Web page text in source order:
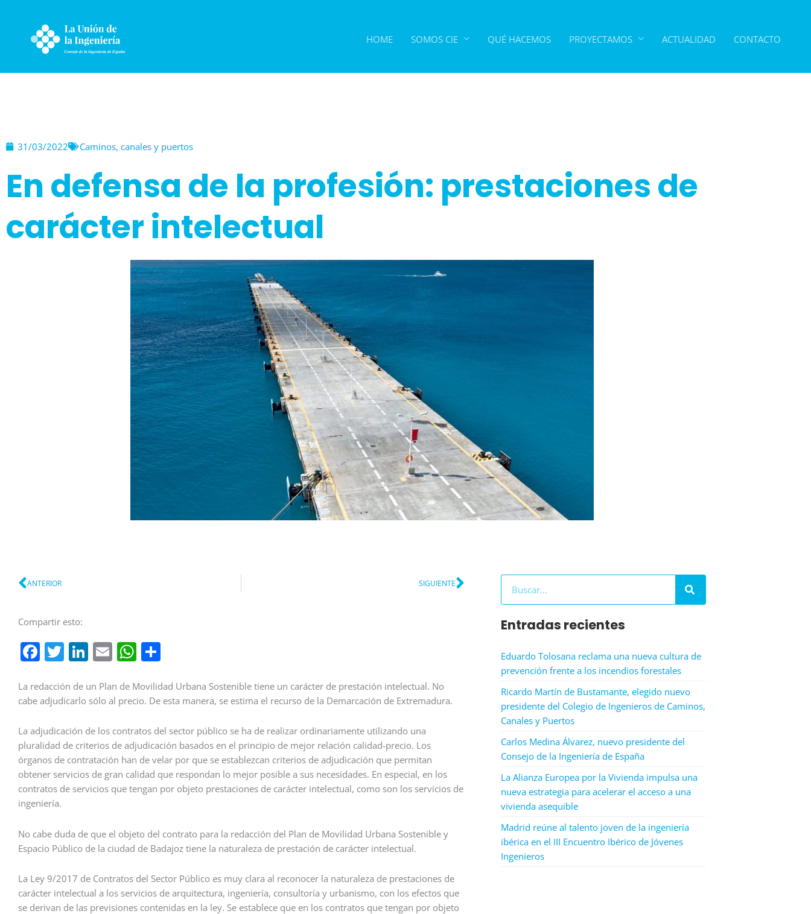
contenido
HOME SOMOS CIE QUÉ HACEMOS PROYECTAMOS ACTUALIDAD CONTACTO
31/03/2022 Caminos, canales y puertos
En defensa de la profesión: prestaciones de
carácter intelectual
Ant
ANTERIOR SIGUIENTESiguiente
Compartir esto:
Facebook
Twitter
LinkedIn
EmailWhatsApp
La redacción de un Plan de Movilidad Urbana Sostenible tiene un carácter de prestación intelectual. No
cabe adjudicarlo sólo al precio. De esta manera, se estima el recurso de la Demarcación de Extremadura.
La adjudicación de los contratos del sector público se ha de realizar ordinariamente utilizando una
pluralidad de criterios de adjudicación basados en el principio de mejor relación calidad-precio. Los
órganos de contratación han de velar por que se establezcan criterios de adjudicación que permitan
obtener servicios de gran calidad que respondan lo mejor posible a sus necesidades. En especial, en los
contratos de servicios que tengan por objeto prestaciones de carácter intelectual, como son los servicios de
ingeniería.
No cabe duda de que el objeto del contrato para la redacción del Plan de Movilidad Urbana Sostenible y
Espacio Público de la ciudad de Badajoz tiene la naturaleza de prestación de carácter intelectual.
La Ley 9/2017 de Contratos del Sector Público es muy clara al reconocer la naturaleza de prestaciones de
carácter intelectual a los servicios de arquitectura, ingeniería, consultoría y urbanismo, con los efectos que
se derivan de las previsiones contenidas en la ley. Se establece que en los contratos que tengan por objeto
Entradas recientes
Eduardo Tolosana reclama una nueva cultura de
prevención frente a los incendios forestales
Ricardo Martín de Bustamante, elegido nuevo
presidente del Colegio de Ingenieros de Caminos,
Canales y Puertos
Carlos Medina Álvarez, nuevo presidente del
Consejo de la Ingeniería de España
La Alianza Europea por la Vivienda impulsa una
nueva estrategia para acelerar el acceso a una
vivienda asequible
Madrid reúne al talento joven de la ingeniería
ibérica en el III Encuentro Ibérico de Jóvenes
Ingenieros